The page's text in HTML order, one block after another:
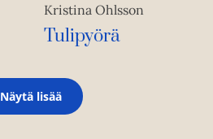
Kristina Ohlsson
Tulipyörä
Näytä lisää